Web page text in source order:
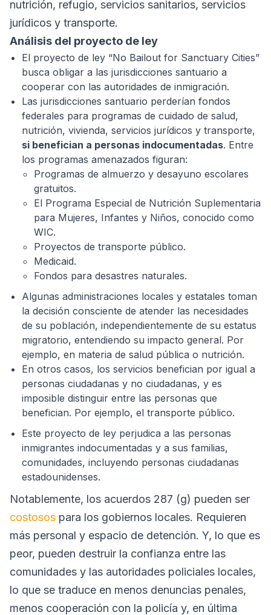
nutrición, refugio, servicios sanitarios, servicios
jurídicos y transporte.
Análisis del proyecto de ley
El proyecto de ley “No Bailout for Sanctuary Cities”
busca obligar a las jurisdicciones santuario a
cooperar con las autoridades de inmigración.
Las jurisdicciones santuario perderían fondos
federales para programas de cuidado de salud,
nutrición, vivienda, servicios jurídicos y transporte,
si benefician a personas indocumentadas. Entre
los programas amenazados figuran:
Programas de almuerzo y desayuno escolares
gratuitos.
El Programa Especial de Nutrición Suplementaria
para Mujeres, Infantes y Niños, conocido como
WIC.
Proyectos de transporte público.
Medicaid.
Fondos para desastres naturales.
Algunas administraciones locales y estatales toman
la decisión consciente de atender las necesidades
de su población, independientemente de su estatus
migratorio, entendiendo su impacto general. Por
ejemplo, en materia de salud pública o nutrición.
En otros casos, los servicios benefician por igual a
personas ciudadanas y no ciudadanas, y es
imposible distinguir entre las personas que
benefician. Por ejemplo, el transporte público.
Este proyecto de ley perjudica a las personas
inmigrantes indocumentadas y a sus familias,
comunidades, incluyendo personas ciudadanas
estadounidenses.
Notablemente, los acuerdos 287 (g) pueden ser
costosos para los gobiernos locales. Requieren
más personal y espacio de detención. Y, lo que es
peor, pueden destruir la confianza entre las
comunidades y las autoridades policiales locales,
lo que se traduce en menos denuncias penales,
menos cooperación con la policía y, en última